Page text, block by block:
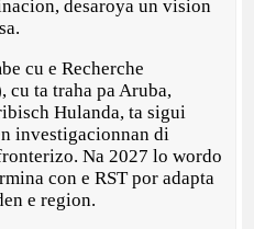
desaroya un vision
cu e Recherche
cu ta traha pa Aruba,
Hulanda, ta sigui
investigacionnan di
Na 2027 lo wordo
con e RST por adapta
e region.